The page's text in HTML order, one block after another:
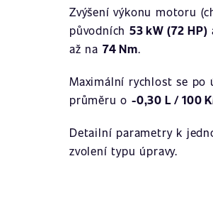
Zvýšení výkonu motoru
původních53 kW (72 HP)
až na 74 Nm.
Maximální rychlost se po
průměru o-0,30 L / 100
Detailní parametry k
zvolení typu úpravy.